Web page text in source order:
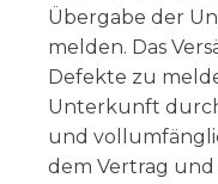
Übergabe der
melden. Das
Defekte zu
Unterkunft
und
dem Vertrag